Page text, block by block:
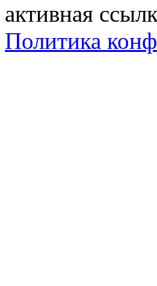
активная
Политика